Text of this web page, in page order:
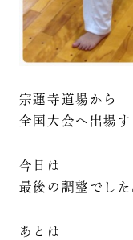
宗蓮寺道場から
全国大会へ出場す
今日は
最後の調整でした
あとは